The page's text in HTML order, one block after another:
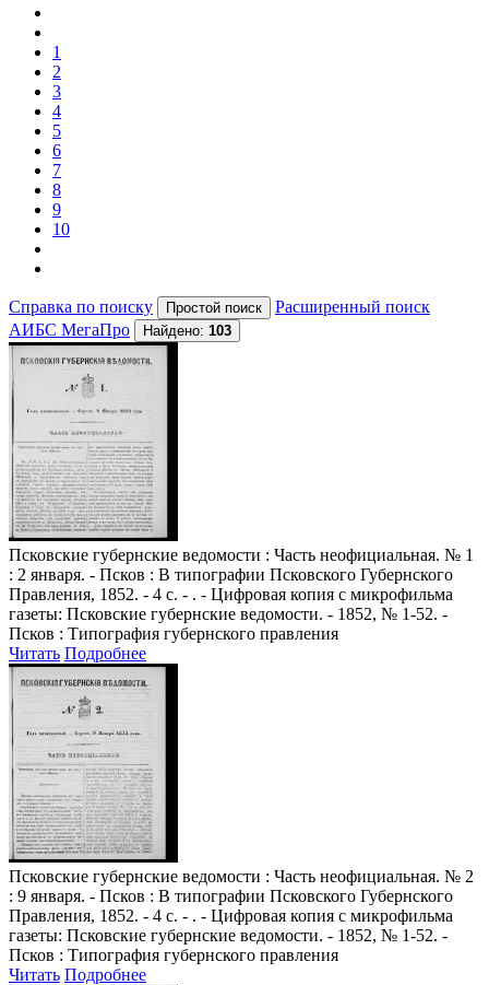
1
2
3
4
5
6
7
8
9
10
Справка по поиску
Расширенный поиск
АИБС МегаПро
Найдено: 103
Псковские губернские ведомости : Часть неофициальная. № 1
: 2 января. - Псков : В типографии Псковского Губернского
Правления, 1852. - 4 с. - . - Цифровая копия с микрофильма
газеты: Псковские губернские ведомости. - 1852, № 1-52. -
Псков : Типография губернского правления
Читать Подробнее
Псковские губернские ведомости : Часть неофициальная. № 2
: 9 января. - Псков : В типографии Псковского Губернского
Правления, 1852. - 4 с. - . - Цифровая копия с микрофильма
газеты: Псковские губернские ведомости. - 1852, № 1-52. -
Псков : Типография губернского правления
Читать Подробнее